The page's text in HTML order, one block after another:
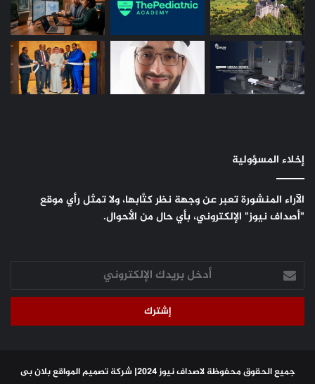
إخلاء المسؤولية
الآراء المنشورة تعبر عن وجهة نظر كتَّابها، ولا تمثل رأي موقع
"أصداف نيوز" الإلكتروني، بأي حال من الأحوال.
أدخل
بريدك
الإلكتروني
جميع الحقوق محفوظة لاصداف نيوز 2024| شركة تصميم المواقعبلان بى